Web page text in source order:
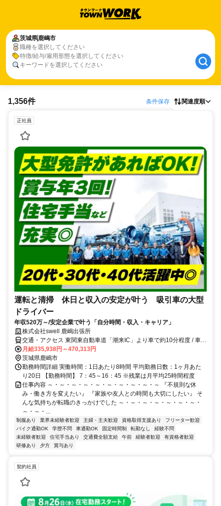
茨城県鹿嶋市
職種を選択してください
特徴/給与/雇用形態を選択してください
キーワードを選択してください
1,356件 条件保存 関連度順
正社員
運転と清掃 休日と収入の安定が叶う 吸引車の大型
ドライバー
年収520万～/安定企業で叶う「自分時間・収入・キャリア」
株式会社swell 鹿嶋出張所
交通・アクセス 東関東自動車道「潮来IC」より車で約10分程度 / 車通
勤・バイク通勤可
月給335,938円～470,313円
茨城県鹿嶋市
勤務時間詳細 実働時間：1日あたり8時間 平均勤務日数：1ヶ月あた
り20日 【勤務時間】 7：45～16：45 ※残業は月平均25時間程度
仕事内容 ～・～・～・～・～・～・～・～・～・～ 『不規則な休
み・働き方を変えたい』 『家族や友人との時間も大切にしたい』 そ
んな気持ちが転職のきっかけでした ～・～・～・～・～・～・～・
～・～・...
制服あり 業界未経験者歓迎 主婦・主夫歓迎 資格取得支援あり
フリーター歓迎
バイク通勤OK
学歴不問 車通勤OK 固定時間制 転勤なし
経験不問
未経験者歓迎
住宅手当あり 交通費全額支給 午前 経験者歓迎
有資格者歓迎
研修あり
夕方 賞与あり
契約社員